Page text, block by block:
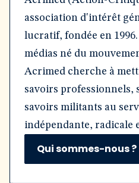
association d'intérêt
lucratif, fondée en
médias né du
Acrimed cherche à
savoirs professionnels,
savoirs militants au
indépendante, radicale
Qui sommes-nous ?